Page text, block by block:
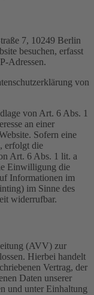
7, 10249 Berlin
besuchen, erfasst
Adressen.
von
von Art. 6 Abs. 1
an einer
Sofern eine
erfolgt die
Art. 6 Abs. 1 lit. a
Einwilligung die
Informationen im
im Sinne des
widerrufbar.
(AVV) zur
Hierbei handelt
Vertrag, der
Daten unserer
und unter Einhaltung